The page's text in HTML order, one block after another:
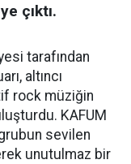
çıktı.
tarafından
altıncı
rock müziğin
KAFUM
sevilen
unutulmaz bir